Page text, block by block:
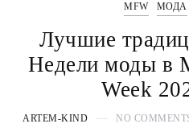
MFW МОДА
Лучшие
Недели моды в
Week
ARTEM-KIND NO